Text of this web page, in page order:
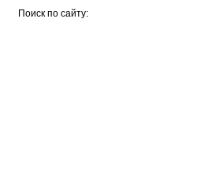
Поиск по сайту: